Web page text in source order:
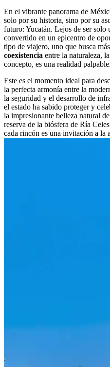
En el vibrante panorama de
solo por su historia, sino por su
futuro: Yucatán. Lejos de ser solo
convertido en un epicentro de
tipo de viajero, uno que busca
coexistencia entre la naturaleza,
concepto, es una realidad palpable.
Este es el momento ideal para
la perfecta armonía entre la
la seguridad y el desarrollo de
el estado ha sabido proteger y
la impresionante belleza natural
reserva de la biósfera de Ría
cada rincón es una invitación a la